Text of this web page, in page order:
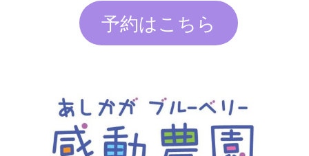
予約はこちら